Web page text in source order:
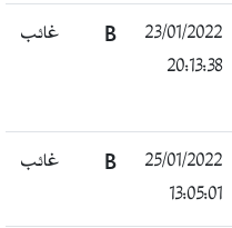
23/01/2022
20:13:38
B غائب
25/01/2022
13:05:01
B غائب